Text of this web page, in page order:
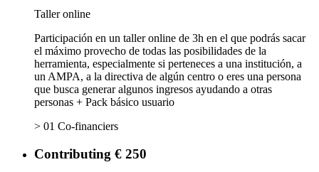
Taller online
Participación en un taller online de 3h en el que podrás sacar
el máximo provecho de todas las posibilidades de la
herramienta, especialmente si perteneces a una institución, a
un AMPA, a la directiva de algún centro o eres una persona
que busca generar algunos ingresos ayudando a otras
personas + Pack básico usuario
> 01 Co-financiers
Contributing € 250